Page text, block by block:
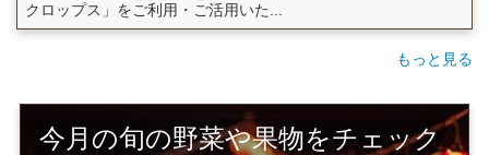
クロップス」をご利用・ご活用いた...
もっと見る
今月の旬の野菜や果物をチェック